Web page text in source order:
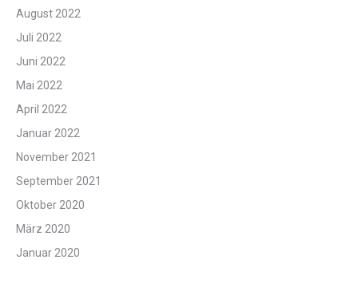
August 2022
Juli 2022
Juni 2022
Mai 2022
April 2022
Januar 2022
November 2021
September 2021
Oktober 2020
März 2020
Januar 2020